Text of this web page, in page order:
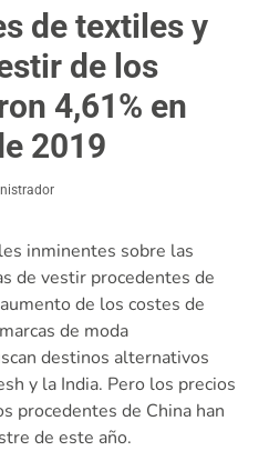
de textiles y
de los
4,61% en
2019
inminentes sobre las
de vestir procedentes de
de los costes de
de moda
destinos alternativos
y la India. Pero los precios
procedentes de China han
de este año.